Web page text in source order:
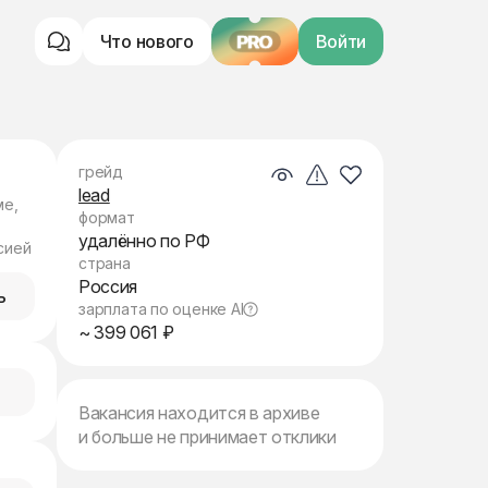
Что нового PRO Войти
грейд
lead
формат
удалённо по РФ
страна
Россия
зарплата по оценке AI
~ 399 061 ₽
Вакансия находится в архиве
и больше не принимает отклики